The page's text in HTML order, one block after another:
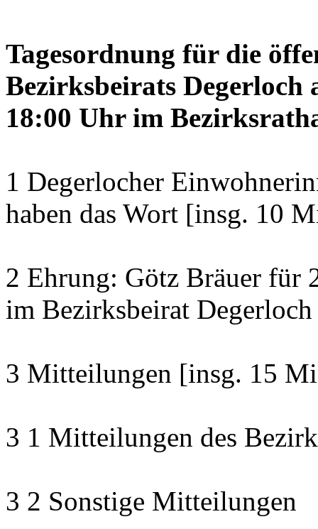
Tagesordnung für die
Bezirksbeirats Degerloch
18:00 Uhr im
1 Degerlocher
haben das Wort [insg. 10
2 Ehrung: Götz Bräuer für
im Bezirksbeirat
3 Mitteilungen [insg. 15
3 1 Mitteilungen des
3 2 Sonstige Mitteilungen